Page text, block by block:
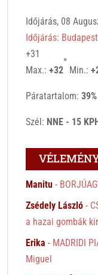
Időjárás, 08
Időjárás: Budapest
+31
Max.:+32
°
Min.:+
Páratartalom:39%
Szél: NNE - 15
Manitu -
Zsédely László -
a hazai gombák
Erika - MADRIDI
Miguel